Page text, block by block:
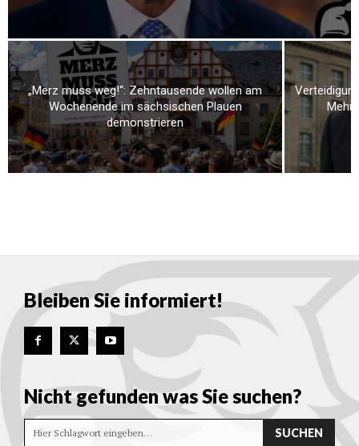
„Merz muss weg!“: Zehntausende wollen am
Wochenende im sächsischen Plauen
demonstrieren
Mehr
Bleiben Sie informiert!
Nicht gefunden was Sie suchen?
Hier Schlagwort eingeben… SUCHEN